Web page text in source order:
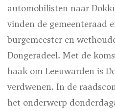
automobilisten naar
vinden de gemeenteraad
burgemeester en
Dongeradeel. Met de
haak om Leeuwarden is
verdwenen. In de
het onderwerp